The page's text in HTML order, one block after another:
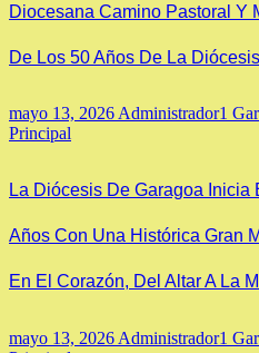
Diocesana Camino Pastoral Y
De Los 50 Años De La
mayo 13, 2026 Administrador1
Principal
La Diócesis De Garagoa Inicia
Años Con Una Histórica Gran
En El Corazón, Del Altar A La
mayo 13, 2026 Administrador1